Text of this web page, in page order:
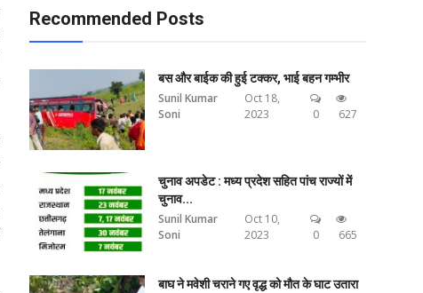
Recommended Posts
बस और बाईक की हुई टक्कर, भाई बहन गम्भीर
Sunil Kumar
Soni
Oct 18,
2023
0 627
चुनाव अपडेट : मध्य प्रदेश सहित पांच राज्यों में
चुनाव...
Sunil Kumar
Soni
Oct 10,
2023
0 665
बाघ ने मवेशी चराने गए वृद्ध को मौत के घाट उतारा